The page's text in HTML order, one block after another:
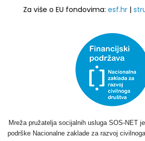
Za više o EU fondovima: esf.hr |
Mreža pružatelja socijalnih usluga SOS-NET
podrške Nacionalne zaklade za razvoj